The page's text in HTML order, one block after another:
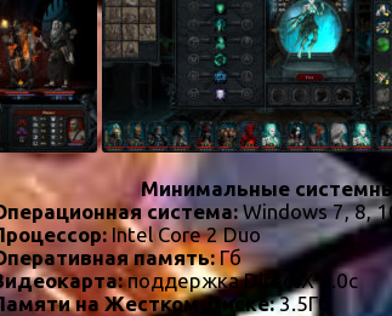
Минимальные
система: Windows 7, 8,
Intel Core 2 Duo
память:Гб
поддержка DirectX 9.0c
на Жестком Диске:3.5Гб